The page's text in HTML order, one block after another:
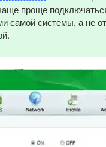
проще
самой системы, а не